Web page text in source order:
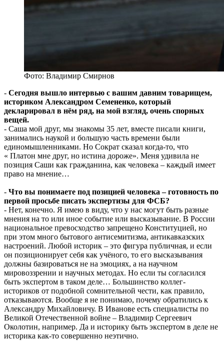
Фото: Владимир Смирнов
- Сегодня вышло интервью с вашим давним товарищем,
историком Александром Семененко, который
декларировал в нём ряд, на мой взгляд, очень спорных
вещей.
- Саша мой друг, мы знакомы 35 лет, вместе писали книги,
занимались наукой и большую часть времени были
единомышленниками. Но Сократ сказал когда-то, что
« Платон мне друг, но истина дороже». Меня удивила не
позиция Саши как гражданина, как человека – каждый имеет
право на мнение…
- Что вы понимаете под позицией человека – готовность по
первой просьбе писать экспертизы для ФСБ?
- Нет, конечно. Я имею в виду, что у нас могут быть разные
мнения на то или иное событие или высказывание. В России
национальное превосходство запрещено Конституцией, но
при этом много бытового антисемитизма, антикавказских
настроений. Любой историк – это фигура публичная, и если
он позиционирует себя как учёного, то его высказывания
должны базироваться не на эмоциях, а на научном
мировоззрении и научных методах. Но если ты согласился
быть экспертом в таком деле… Большинство коллег-
историков от подобной сомнительной чести, как правило,
отказываются. Вообще я не понимаю, почему обратились к
Александру Михайловичу. В Иванове есть специалисты по
Великой Отечественной войне – Владимир Сергеевич
Околотин, например. Да и историку быть экспертом в деле не
историка как-то совершенно неэтично.